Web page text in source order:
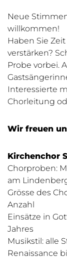
Neue
willkommen!
Haben Sie
verstärken?
Probe vorbei.
Interessierte
Chorleitung
Wir freuen
Kirchenchor
Chorproben:
am
Grösse des
Anzahl
Einsätze in
Jahres
Musikstil: alle
Renaissance